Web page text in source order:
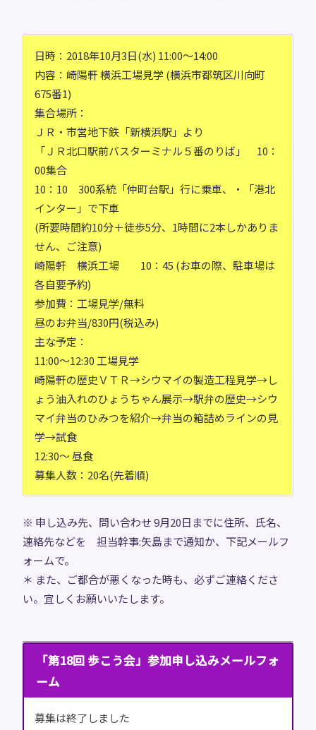
日時：2018年10月3日(水) 11:00～14:00
内容：崎陽軒 横浜工場見学 (横浜市都筑区川向町
675番1)
集合場所：
ＪＲ・市営地下鉄「新横浜駅」より
「ＪＲ北口駅前バスターミナル５番のりば」 10：
00集合
10：10 300系統「仲町台駅」行に乗車、・「港北
インター」で下車
(所要時間約10分＋徒歩5分、1時間に2本しかありま
せん、ご注意)
崎陽軒 横浜工場 10：45 (お車の際、駐車場は
各自要予約)
参加費：工場見学/無料
昼のお弁当/830円(税込み)
主な予定：
11:00～12:30 工場見学
崎陽軒の歴史ＶＴＲ→シウマイの製造工程見学→し
ょう油入れのひょうちゃん展示→駅弁の歴史→シウ
マイ弁当のひみつを紹介→弁当の箱詰めラインの見
学→試食
12:30～ 昼食
募集人数：20名(先着順)
※ 申し込み先、問い合わせ 9月20日までに住所、氏名、
連絡先などを 担当幹事:矢島まで通知か、下記メールフ
ォームで。
＊ また、ご都合が悪くなった時も、必ずご連絡くださ
い。宜しくお願いいたします。
「第18回 歩こう会」参加申し込みメールフォ
ーム
募集は終了しました